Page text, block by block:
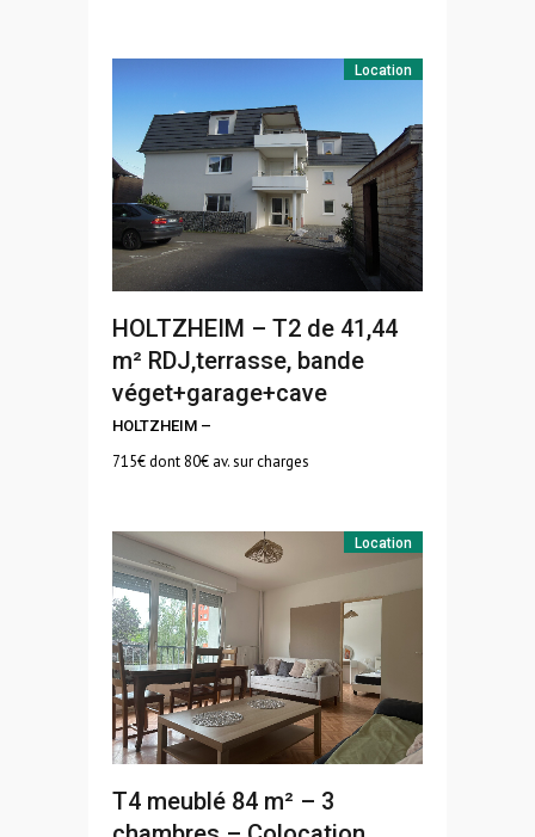
Location
HOLTZHEIM – T2 de 41,44
m² RDJ,terrasse, bande
véget+garage+cave
HOLTZHEIM –
715€ dont 80€ av. sur charges
Location
T4 meublé 84 m² – 3